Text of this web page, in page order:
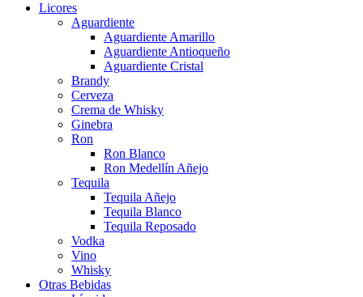
Licores
Aguardiente
Aguardiente Amarillo
Aguardiente Antioqueño
Aguardiente Cristal
Brandy
Cerveza
Crema de Whisky
Ginebra
Ron
Ron Blanco
Ron Medellín Añejo
Tequila
Tequila Añejo
Tequila Blanco
Tequila Reposado
Vodka
Vino
Whisky
Otras Bebidas